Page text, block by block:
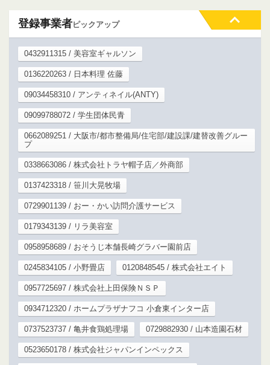
登録事業者ピックアップ
0432911315 / 美容室ギャルソン
0136220263 / 日本料理 佐藤
09034458310 / アンティネイル(ANTY)
09099788072 / 学生団体民青
0662089251 / 大阪市/都市整備局/住宅部/建設課/建替改善グルー
プ
0338663086 / 株式会社トラヤ帽子店／外商部
0137423318 / 笹川大晃牧場
0729901139 / おー・かい訪問介護サービス
0179343139 / リラ美容室
0958958689 / おそうじ本舗長崎グラバー園前店
0245834105 / 小野畳店 0120848545 / 株式会社エイト
0957725697 / 株式会社上田保険ＮＳＰ
0934712320 / ホームプラザナフコ 小倉東インター店
0737523737 / 亀井食鶏処理場 0729882930 / 山本造園石材
0523650178 / 株式会社ジャパンインペックス